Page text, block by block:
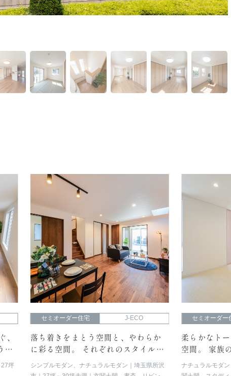
チのフローリング。木目が醸し出す柔らかくて質感豊か
、
心
セミオーダー住宅 J-ECO
落ち着きをまとう空間と、やわらか
に彩る空間。 それぞれのスタイルで
セミオーダー
柔らかなト
空間。 家族